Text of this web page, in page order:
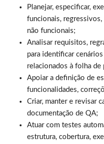
Planejar, especificar,
funcionais,
não funcionais;
Analisar requisitos,
para identificar
relacionados à folha de
Apoiar a definição de
funcionalidades,
Criar, manter e revisar
documentação de QA;
Atuar com testes
estrutura, cobertura,